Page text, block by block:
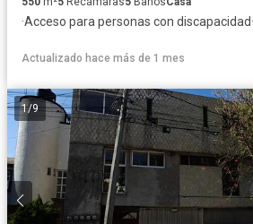
·Acceso para personas con discapacidad·
Actualizado hace más de 1 mes
1/9